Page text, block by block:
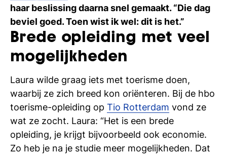
haar beslissing daarna snel gemaakt. “Die dag
beviel goed. Toen wist ik wel: dit is het.”
Brede opleiding met veel
mogelijkheden
Laura wilde graag iets met toerisme doen,
waarbij ze zich breed kon oriënteren. Bij de hbo
toerisme-opleiding op Tio Rotterdam vond ze
wat ze zocht. Laura: “Het is een brede
opleiding, je krijgt bijvoorbeeld ook economie.
Zo heb je na je studie meer mogelijkheden. Dat